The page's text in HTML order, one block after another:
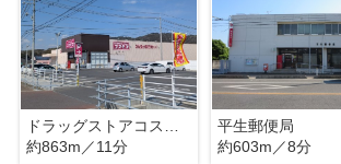
約863m／11分
平生郵便局
約603m／8分